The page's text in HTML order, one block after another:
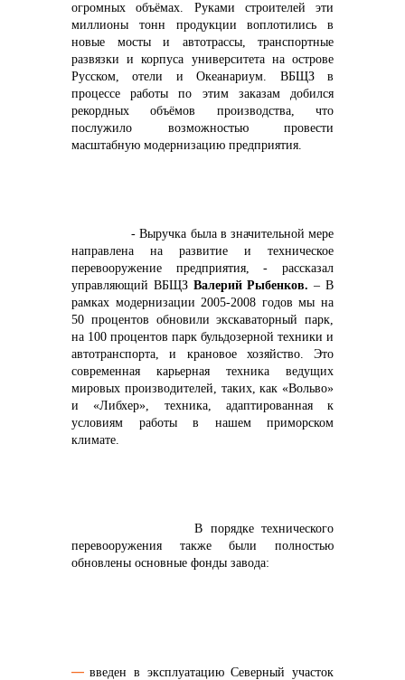
info@vostokcement.ru
огромных объёмах. Руками строителей эти
миллионы тонн продукции воплотились в
новые мосты и автотрассы, транспортные
развязки и корпуса университета на острове
Русском, отели и Океанариум. ВБЩЗ в
процессе работы по этим заказам добился
рекордных объёмов производства, что
послужило возможностью провести
масштабную модернизацию предприятия.
- Выручка была в значительной мере
направлена на развитие и техническое
перевооружение предприятия, - рассказал
управляющий ВБЩЗ Валерий Рыбенков. – В
рамках модернизации 2005-2008 годов мы на
50 процентов обновили экскаваторный парк,
на 100 процентов парк бульдозерной техники и
автотранспорта, и крановое хозяйство. Это
современная карьерная техника ведущих
мировых производителей, таких, как «Вольво»
и «Либхер», техника, адаптированная к
условиям работы в нашем приморском
климате.
В порядке технического
перевооружения также были полностью
обновлены основные фонды завода:
введен в эксплуатацию Северный участок